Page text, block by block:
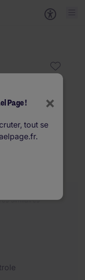
H/F
similaires
×
Page !
tout se